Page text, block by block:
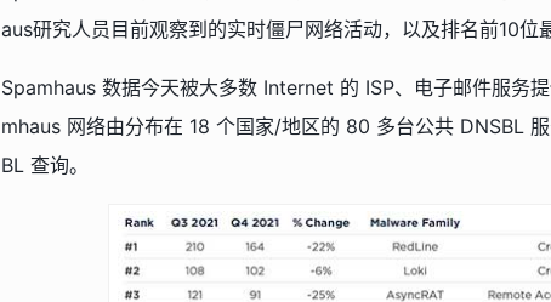
aus研究人员目前观察到的实时僵尸网络活动，以及排名前10位
Spamhaus 数据今天被大多数 Internet 的 ISP、电子邮件服务
mhaus 网络由分布在 18 个国家/地区的 80 多台公共 DNSBL
BL 查询。